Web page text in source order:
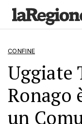
CONFINE
Uggiate
Ronago
un